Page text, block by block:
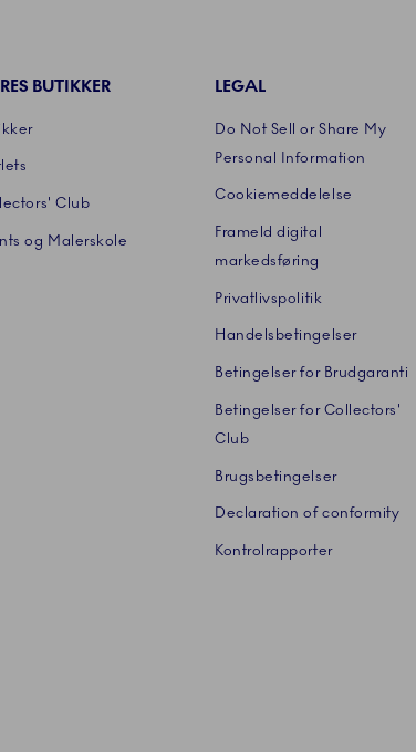
BUTIKKER
Club
og Malerskole
LEGAL
Do Not Sell or Share My
Personal Information
Cookiemeddelelse
Frameld digital
markedsføring
Privatlivspolitik
Handelsbetingelser
Betingelser for Brudgaranti
Betingelser for Collectors'
Club
Brugsbetingelser
Declaration of conformity
Kontrolrapporter